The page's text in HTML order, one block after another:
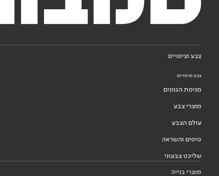
צבע וציפויים
צבע וציפויים
מניפת הגוונים
מוצרי צבע
עולם הצבע
טיפים והשראה
שליכט צבעוני
מוצרי בנייה